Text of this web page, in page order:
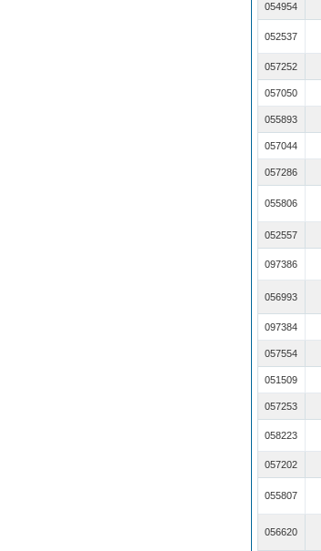
054954
052537
057252
057050
055893
057044
057286
055806
052557
097386
056993
097384
057554
051509
057253
058223
057202
055807
056620